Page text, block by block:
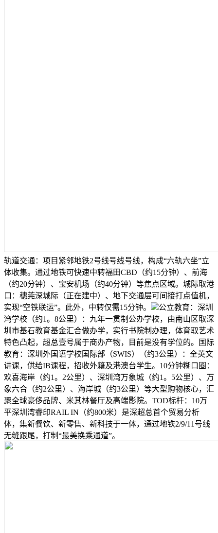
轨道交通：项目紧邻地铁2号线号线号线，构成“六轨六坐”立
体收集。通过地铁可快速中转福田CBD（约15分钟）、前海
（约20分钟）、宝安机场（约40分钟）等焦点区域。城际取港
口：穗莞深城际（正在建中）、地下交通层可间接打点值机，
实现“空铁联运”。此外，中转仅需15分钟。
公立教育：深圳
湾学校（约1。8公里）：九年一贯制公办学校，由南山区取深
圳市基石教育基金汇合做办学，实行书院制办理，体育取艺术
特色凸起，超总壹号属于商办产物，目前是没有学位的。国际
教育：深圳外国语学校国际部（SWIS）（约3公里）：全英文
讲课，供给IB课程，招收外籍及港澳台学生。10分钟糊口圈：
欢喜海岸（约1。2公里）、深圳湾万象城（约1。5公里）、万
象六合（约2公里）、海岸城（约3公里）等大型购物核心，汇
聚全球豪侈品牌、米其林餐厅及高端影院。TOD标杆：10万
平深圳湾睿印RAIL IN（约800米）是深超总首个贸易分析
体，集新餐饮、新零售、新科技于一体，通过地铁2/9/11号线
无缝跟尾，打制“最美换乘通道”。